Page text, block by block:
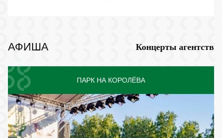
АФИША Концерты агентств
ПАРК НА КОРОЛЁВА